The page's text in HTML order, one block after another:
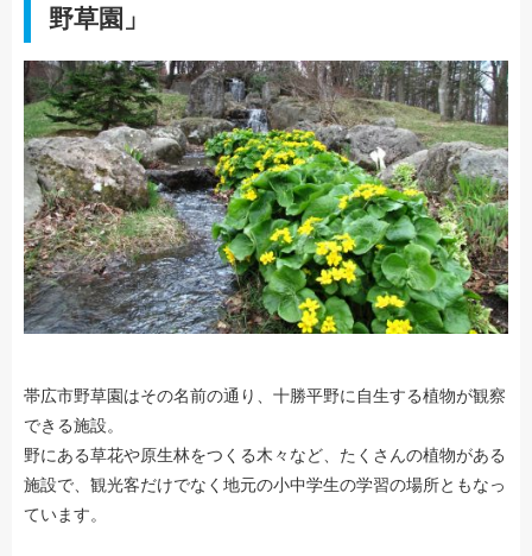
野草園」
帯広市野草園はその名前の通り、十勝平野に自生する植物が観察
できる施設。
野にある草花や原生林をつくる木々など、たくさんの植物がある
施設で、観光客だけでなく地元の小中学生の学習の場所ともなっ
ています。